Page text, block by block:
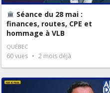
Séance du 28 mai :
finances, routes, CPE et
hommage à VLB
QUÉBEC
60vues 2 mois déjà